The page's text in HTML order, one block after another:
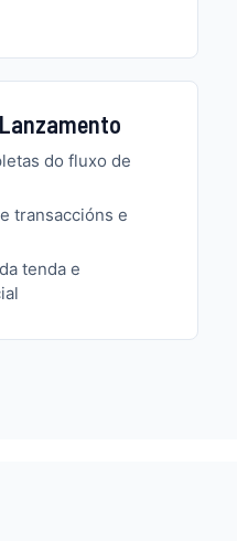
do fluxo de
transaccións e
tenda e